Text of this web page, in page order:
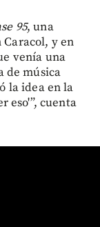
95, una
y en
venía una
de música
la idea en la
eso'”, cuenta